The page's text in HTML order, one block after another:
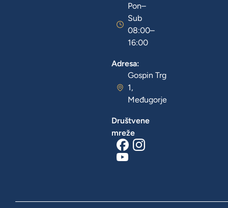
Pon–
Sub
08:00–
16:00
Adresa:
Gospin Trg
1,
Međugorje
Društvene
mreže